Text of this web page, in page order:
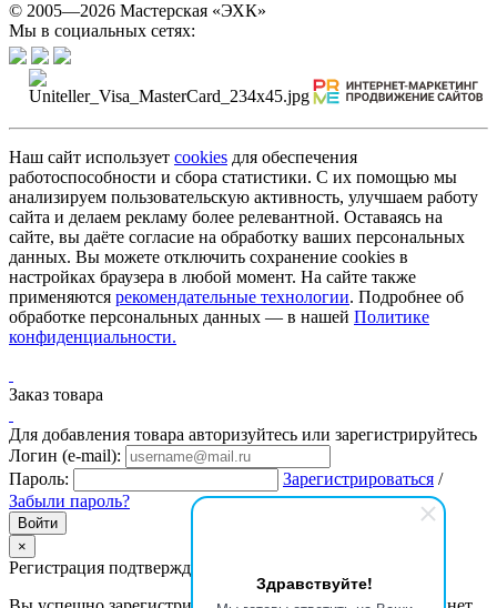
Здравствуйте!
© 2005—2026 Мастерская «ЭХК»
Мы в социальных сетях:
Наш сайт использует cookies для обеспечения
работоспособности и сбора статистики. С их помощью мы
анализируем пользовательскую активность, улучшаем работу
сайта и делаем рекламу более релевантной. Оставаясь на
сайте, вы даёте согласие на обработку ваших персональных
данных. Вы можете отключить сохранение cookies в
настройках браузера в любой момент. На сайте также
применяются рекомендательные технологии. Подробнее об
обработке персональных данных — в нашей Политике
конфиденциальности.
Заказ товара
Для добавления товара авторизуйтесь или зарегистрируйтесь
Логин (e-mail):
Пароль:
Зарегистрироваться /
Забыли пароль?
×
Регистрация подтверждена